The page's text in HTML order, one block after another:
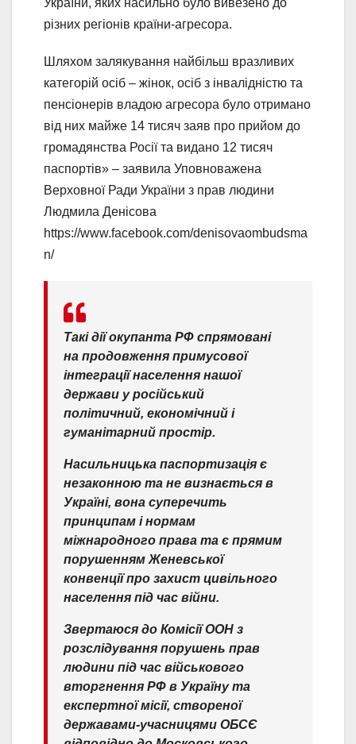
України, яких насильно було вивезено до
різних регіонів країни-агресора.
Шляхом залякування найбільш вразливих
категорій осіб – жінок, осіб з інвалідністю та
пенсіонерів владою агресора було отримано
від них майже 14 тисяч заяв про прийом до
громадянства Росії та видано 12 тисяч
паспортів» – заявила Уповноважена
Верховної Ради України з прав людини
Людмила Денісова
https://www.facebook.com/denisovaombudsma
n/
Такі дії окупанта РФ спрямовані
на продовження примусової
інтеграції населення нашої
держави у російський
політичний, економічний і
гуманітарний простір.
Насильницька паспортизація є
незаконною та не визнається в
Україні, вона суперечить
принципам і нормам
міжнародного права та є прямим
порушенням Женевської
конвенції про захист цивільного
населення під час війни.
Звертаюся до Комісії ООН з
розслідування порушень прав
людини під час військового
вторгнення РФ в Україну та
експертної місії, створеної
державами-учасницями ОБСЄ